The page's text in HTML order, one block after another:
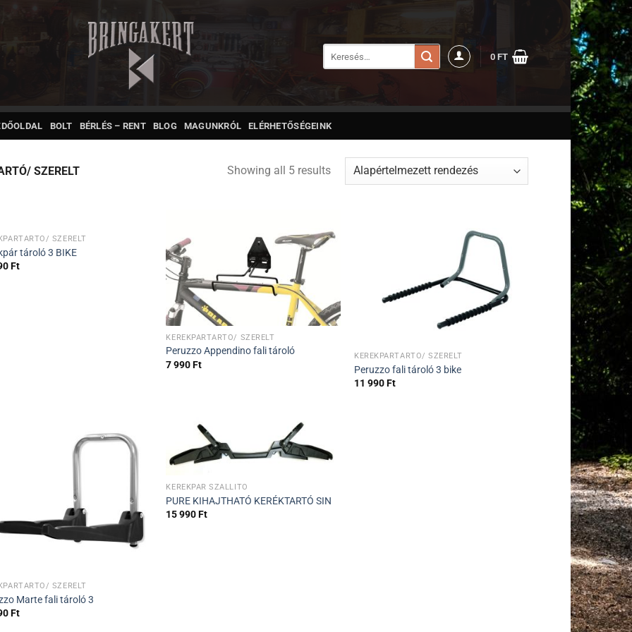
0FT
BOLT BÉRLÉS – RENT BLOG MAGUNKRÓL ELÉRHETŐSÉGEINK
SZERELT Showing all 5 results
SZERELT
tároló 3 BIKE
Ft
KERÉKPÁRTARTÓ/ SZERELT
Peruzzo Appendino fali tároló
7 990Ft
KERÉKPÁRTARTÓ/ SZERELT
Peruzzo fali tároló 3 bike
11 990Ft
SZERELT
Marte fali tároló 3
Ft
KERÉKPÁR SZÁLLITÓ
PURE KIHAJTHATÓ KERÉKTARTÓ SIN
15 990Ft